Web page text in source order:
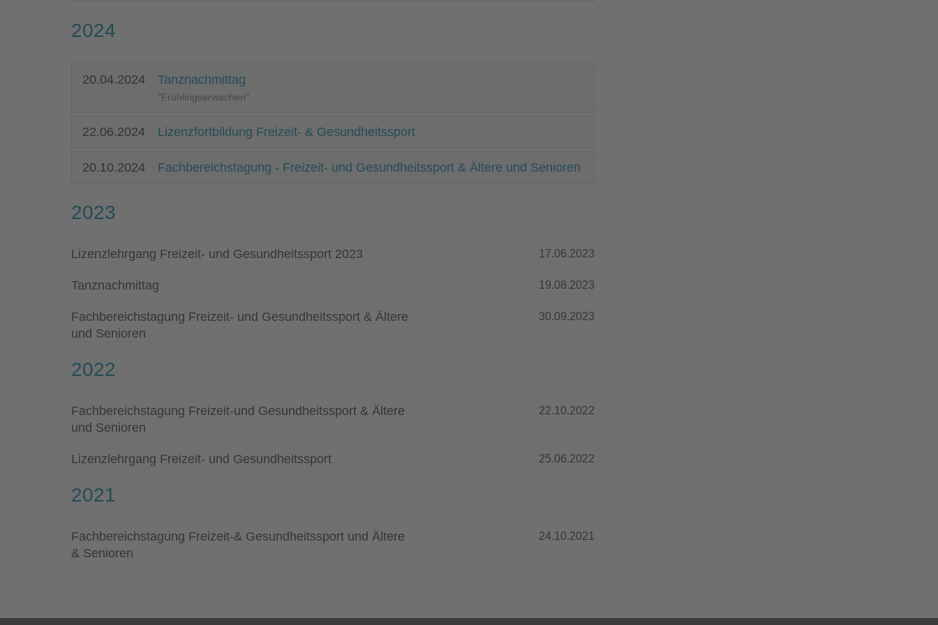
2024
20.04.2024 Tanznachmittag
"Frühlingserwachen"
22.06.2024 Lizenzfortbildung Freizeit- & Gesundheitssport
20.10.2024 Fachbereichstagung - Freizeit- und Gesundheitssport & Ältere und Senioren
2023
Lizenzlehrgang Freizeit- und Gesundheitssport 2023 17.06.2023
Tanznachmittag 19.08.2023
Fachbereichstagung Freizeit- und Gesundheitssport & Ältere
und Senioren
30.09.2023
2022
Fachbereichstagung Freizeit-und Gesundheitssport & Ältere
und Senioren
22.10.2022
Lizenzlehrgang Freizeit- und Gesundheitssport 25.06.2022
2021
Fachbereichstagung Freizeit-& Gesundheitssport und Ältere
& Senioren
24.10.2021